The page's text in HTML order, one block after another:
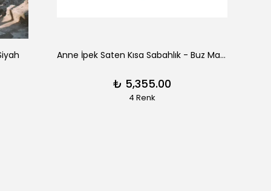
Anne İpek Saten Kısa Sabahlık - Buz Mavisi
₺ 5,355.00
4 Renk